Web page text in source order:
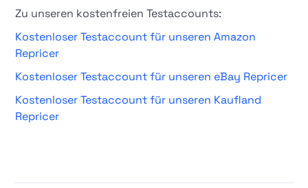
Zu unseren kostenfreien Testaccounts:
Kostenloser Testaccount für unseren Amazon
Repricer
Kostenloser Testaccount für unseren eBay Repricer
Kostenloser Testaccount für unseren Kaufland
Repricer